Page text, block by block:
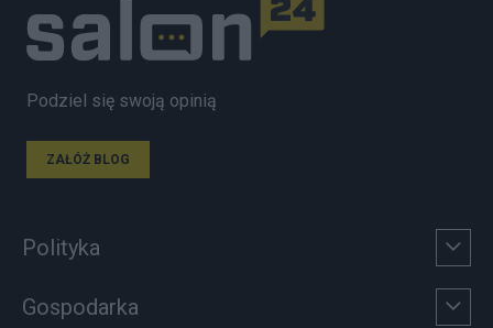
Podziel się swoją opinią
ZAŁÓŻ BLOG
Polityka
Gospodarka